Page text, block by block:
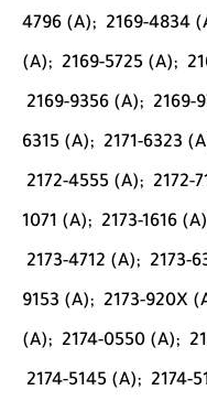
4796 (A); 2169-4834
(A); 2169-5725 (A);
2169-9356 (A); 2169-
6315 (A); 2171-6323
2172-4555 (A); 2172-
1071 (A); 2173-1616
2173-4712 (A); 2173-
9153 (A); 2173-920X
(A); 2174-0550 (A);
2174-5145 (A); 2174-